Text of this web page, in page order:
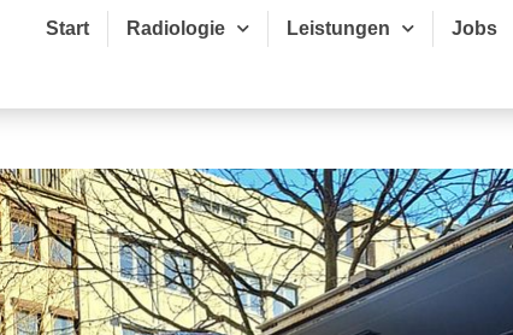
Start Radiologie Leistungen Jobs